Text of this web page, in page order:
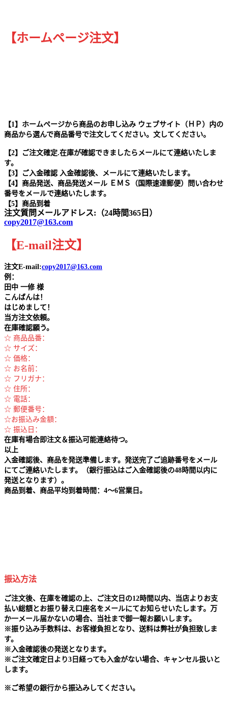
【ホームページ注文】
【1】ホームページから商品のお申し込み ウェブサイト（ＨＰ）内の
商品から選んで商品番号で注文してください。文してください。
【2】ご注文確定.在庫が確認できましたらメールにて連絡いたしま
す。
【3】ご入金確認 入金確認後、メールにて連絡いたします。
【4】商品発送、商品発送メール ＥＭＳ（国際速達郵便）問い合わせ
番号をメールで連絡いたします。
【5】商品到着
注文質問メールアドレス:（24時間365日）
copy2017@163.com
【E-mail注文】
注文E-mail:copy2017@163.com
例：
田中 一修 様
こんばんは！
はじめまして！
当方注文依頼。
在庫確認願う。
☆ 商品品番：
☆ サイズ：
☆ 価格：
☆ お名前：
☆ フリガナ：
☆ 住所：
☆ 電話：
☆ 郵便番号：
☆お振込み金額：
☆ 振込日：
在庫有場合即注文＆振込可能連絡待つ。
以上
入金確認後、商品を発送準備します。発送完了ご追跡番号をメール
にてご連絡いたします。（銀行振込はご入金確認後の48時間以内に
発送となります）。
商品到着、商品平均到着時間：4～6営業日。
振込方法
ご注文後、在庫を確認の上、ご注文日の12時間以内、当店よりお支
払い総額とお振り替え口座名をメールにてお知らせいたします。万
か一メール届かないの場合、当社まで御一報お願いします。
※振り込み手数料は、お客様負担となり、送料は弊社が負担致しま
す。
※ 入金確認後の発送となります。
※ ご注文確定日より3日経っても入金がない場合、キャンセル扱いと
します。
※ ご希望の銀行から振込みしてください。